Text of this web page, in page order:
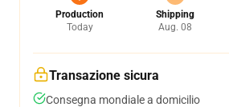
Production
Today
Shipping
Aug. 08
Transazione sicura
Consegna mondiale a domicilio